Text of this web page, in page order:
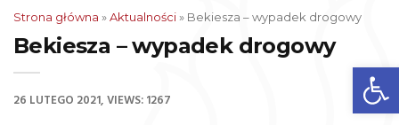
Strona główna »Aktualności» Bekiesza – wypadek drogowy
Bekiesza – wypadek drogowy
26 LUTEGO 2021 VIEWS: 1267